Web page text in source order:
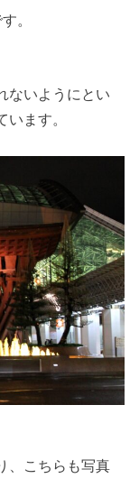
。
ないようにとい
います。
、こちらも写真